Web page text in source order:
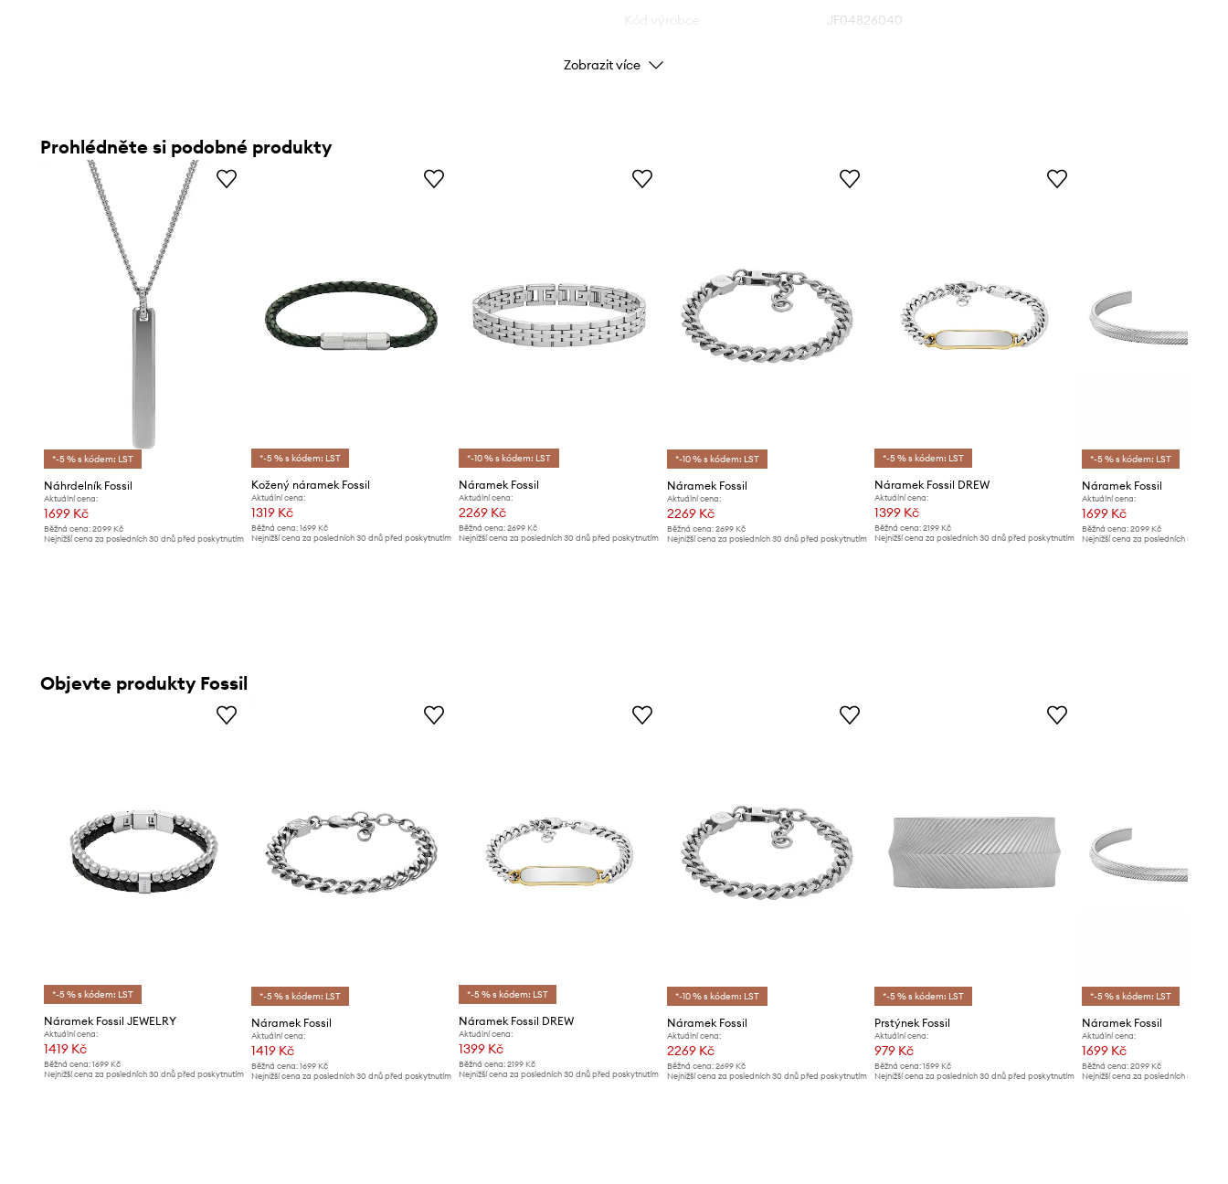
JF04826040
Barva
Výrobce
Zobrazit více
Prohlédněte si podobné produkty
*-5 % s kódem: LST
Náhrdelník Fossil
Aktuální cena:
1699 Kč
Běžná cena: 2099 Kč
Nejnižší cena za posledních 30 dnů před poskytnutím
*-5 % s kódem: LST
Kožený náramek Fossil
Aktuální cena:
1319 Kč
Běžná cena:1699 Kč
Nejnižší cena za posledních 30 dnů před poskytnutím
*-10 % s kódem: LST
Náramek Fossil
Aktuální cena:
2269 Kč
Běžná cena: 2699 Kč
Nejnižší cena za posledních 30 dnů před poskytnutím
*-10 % s kódem: LST
Náramek Fossil
Aktuální cena:
2269 Kč
Běžná cena: 2699 Kč
Nejnižší cena za posledních 30 dnů před poskytnutím
*-5 % s kódem: LST
Náramek Fossil DREW
Aktuální cena:
1399 Kč
Běžná cena:2199 Kč
Nejnižší cena za posledních 30 dnů před poskytnutím
*-5 % s kódem: LST
Náramek Fossil
Aktuální cena:
1699 Kč
Běžná cena: 2099 Kč
Nejnižší cena za posledních 30 dnů
Objevte produkty Fossil
*-5 % s kódem: LST
Náramek Fossil JEWELRY
Aktuální cena:
1419 Kč
Běžná cena: 1699 Kč
Nejnižší cena za posledních 30 dnů před poskytnutím
*-5 % s kódem: LST
Náramek Fossil
Aktuální cena:
1419 Kč
Běžná cena:1699 Kč
Nejnižší cena za posledních 30 dnů před poskytnutím
*-5 % s kódem: LST
Náramek Fossil DREW
Aktuální cena:
1399 Kč
Běžná cena: 2199 Kč
Nejnižší cena za posledních 30 dnů před poskytnutím
*-10 % s kódem: LST
Náramek Fossil
Aktuální cena:
2269 Kč
Běžná cena: 2699 Kč
Nejnižší cena za posledních 30 dnů před poskytnutím
*-5 % s kódem: LST
Prstýnek Fossil
Aktuální cena:
979 Kč
Běžná cena:1599 Kč
Nejnižší cena za posledních 30 dnů před poskytnutím
*-5 % s kódem: LST
Náramek Fossil
Aktuální cena:
1699 Kč
Běžná cena: 2099 Kč
Nejnižší cena za posledních 30 dnů